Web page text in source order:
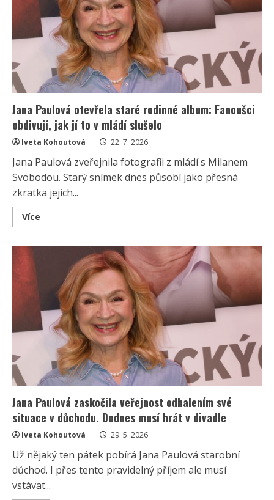
dojemného
videa:
Život
si
prý
užívá
více
kdy
dřív
Jana Paulová otevřela staré rodinné album: Fanoušci
obdivují, jak jí to v mládí slušelo
Iveta Kohoutová 22. 7. 2026
Jana Paulová zveřejnila fotografii z mládí s Milanem
Svobodou. Starý snímek dnes působí jako přesná
zkratka jejich...
Více
more
rodinné
album:
Fanoušci
obdivují,
jak
jí
to
mládí
slušelo
Jana Paulová zaskočila veřejnost odhalením své
situace v důchodu. Dodnes musí hrát v divadle
Iveta Kohoutová 29. 5. 2026
Už nějaký ten pátek pobírá Jana Paulová starobní
důchod. I přes tento pravidelný příjem ale musí
vstávat...